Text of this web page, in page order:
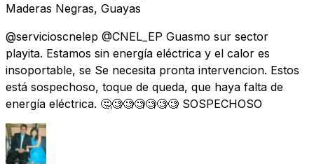
Maderas Negras, Guayas
@servicioscnelep @CNEL_EP Guasmo sur sector
playita. Estamos sin energía eléctrica y el calor es
insoportable, se Se necesita pronta intervencion. Estos
está sospechoso, toque de queda, que haya falta de
energía eléctrica. 🤔🧐🧐🧐🧐🧐🧐 SOSPECHOSO